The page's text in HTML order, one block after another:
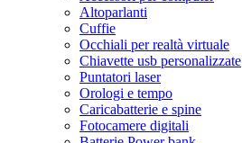
Altoparlanti
Cuffie
Occhiali per realtà virtuale
Chiavette usb personalizzate
Puntatori laser
Orologi e tempo
Caricabatterie e spine
Fotocamere digitali